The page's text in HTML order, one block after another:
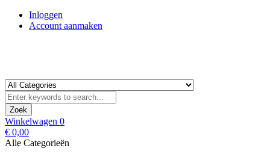
Inloggen
Account aanmaken
Zoek
Winkelwagen 0
€ 0,00
Alle Categorieën